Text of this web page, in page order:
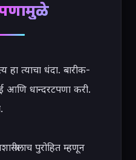
हा त्याचा धंदा. बारीक-
आणि धान्दरटपणा करी.
पुरोहित म्हणून